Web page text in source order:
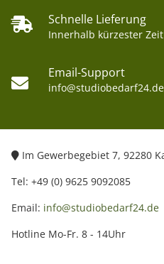
Schnelle Lieferung
Innerhalb kürzester Zeit
Email-Support
info@studiobedarf24.de
Im Gewerbegebiet 7, 92280
Tel: +49 (0) 9625 9092085
Email: info@studiobedarf24.de
Hotline Mo-Fr. 8 - 14Uhr